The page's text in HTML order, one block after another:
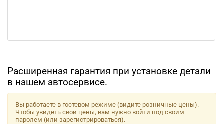
Расширенная гарантия при установке детали
в нашем автосервисе.
Вы работаете в гостевом режиме (видите розничные цены).
Чтобы увидеть свои цены, вам нужно войти под своим
паролем (или зарегистрироваться).